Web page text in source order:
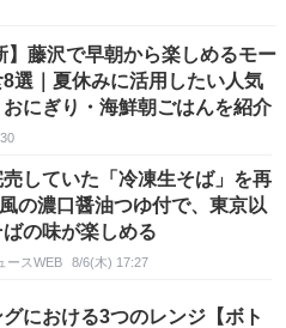
】藤沢で早朝から楽しめるモー
選｜夏休みに活用したい人気
にぎり・海鮮朝ごはんを紹介
していた「冷凍生そば」を再
の濃口醤油つゆ付で、東京以
の味が楽しめる
ースWEB 8/6(木) 17:27
における3つのレンジ【ボト